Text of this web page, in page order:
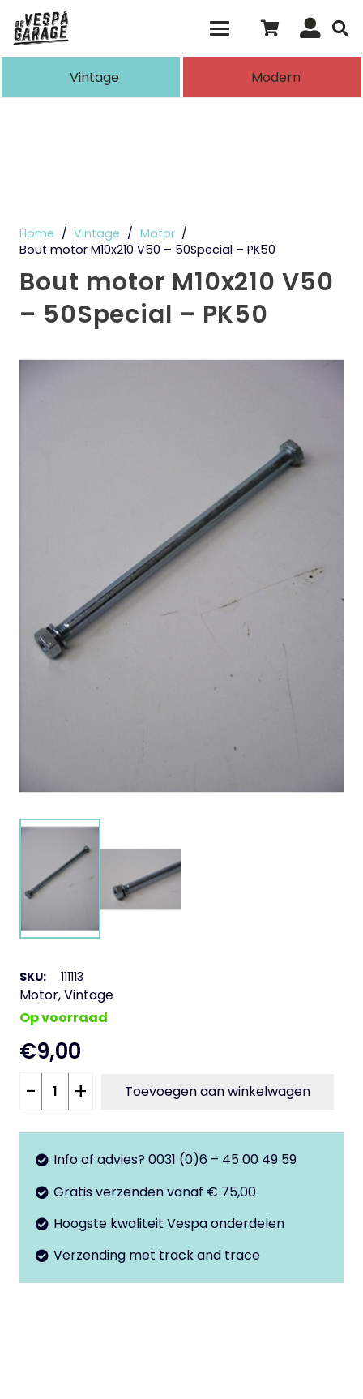
de resultaten voor automatisch
Vintage Modern
Home / Vintage / Motor /
Bout motor M10x210 V50 – 50Special – PK50
Bout motor M10x210 V50
– 50Special – PK50
SKU: 111113
Motor,Vintage
Op voorraad
€9,00
motor
M10x210
V50
50Special
aantal
- + Toevoegen aan winkelwagen
Info of advies? 0031 (0)6 – 45 00 49 59
Gratis verzenden vanaf € 75,00
Hoogste kwaliteit Vespa onderdelen
Verzending met track and trace